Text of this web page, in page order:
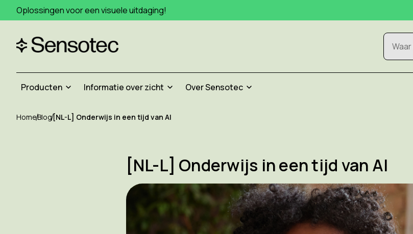
Oplossingen voor een visuele uitdaging!
Zoeken
Producten Informatie over zicht Over Sensotec
HomeBlog[NL-L] Onderwijs in een tijd van AI
[NL-L] Onderwijs in een tijd van AI